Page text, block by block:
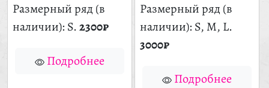
Размерный ряд (в
наличии): S.2300₽
Подробнее
Размерный ряд (в
наличии): S, M, L.
3000₽
Подробнее